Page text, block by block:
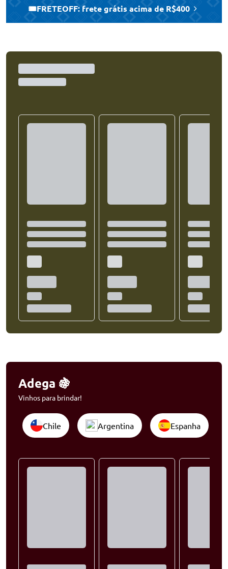
🎟️FRETEOFF: frete grátis acima de R$400
Adega 🍇
Vinhos para brindar!
Chile Argentina Espanha